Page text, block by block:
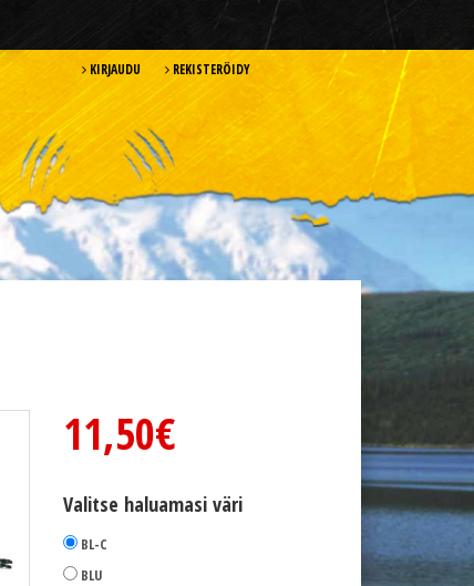
KIRJAUDU REKISTERÖIDY
11,50€
Valitse haluamasi väri
BL-C
BLU